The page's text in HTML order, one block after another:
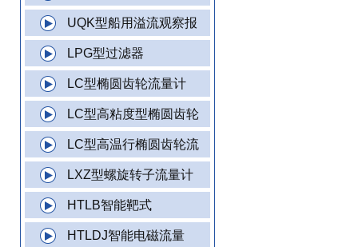
UQK型船用溢流观察报
LPG型过滤器
LC型椭圆齿轮流量计
LC型高粘度型椭圆齿轮
LC型高温行椭圆齿轮流
LXZ型螺旋转子流量计
HTLB智能靶式
HTLDJ智能电磁流量